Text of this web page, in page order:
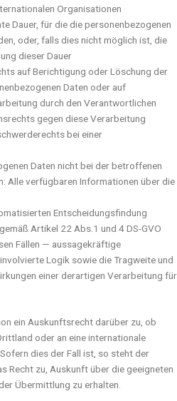
Organisationen
Dauer, für die die personenbezogenen
oder, falls dies nicht möglich ist, die
dieser Dauer
auf Berichtigung oder Löschung der
Daten oder auf
durch den Verantwortlichen
gegen diese Verarbeitung
bei einer
Daten nicht bei der betroffenen
Alle verfügbaren Informationen über die
Entscheidungsfindung
Artikel 22 Abs.1 und 4 DS-GVO
Fällen — aussagekräftige
Logik sowie die Tragweite und
einer derartigen Verarbeitung für
ein Auskunftsrecht darüber zu, ob
oder an eine internationale
dies der Fall ist, so steht der
Recht zu, Auskunft über die geeigneten
Übermittlung zu erhalten.